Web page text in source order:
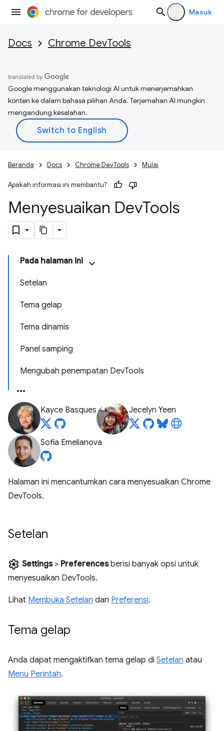
Masuk
Docs Chrome DevTools
Google menggunakan teknologi AI untuk menerjemahkan
konten ke dalam bahasa pilihan Anda. Terjemahan AI mungkin
mengandung kesalahan.
Beranda Docs Chrome DevTools Mulai
Apakah informasi ini membantu?
Menyesuaikan DevTools
Pada halaman ini
Setelan
Tema gelap
Tema dinamis
Panel samping
Mengubah penempatan DevTools
Kayce Basques Jecelyn Yeen
Sofia Emelianova
Halaman ini mencantumkan cara menyesuaikan Chrome
DevTools.
Setelan
settings Settings> Preferencesberisi banyak opsi untuk
menyesuaikan DevTools.
Lihat Membuka Setelan dan Preferensi.
Tema gelap
Anda dapat mengaktifkan tema gelap di Setelan atau
Menu Perintah.